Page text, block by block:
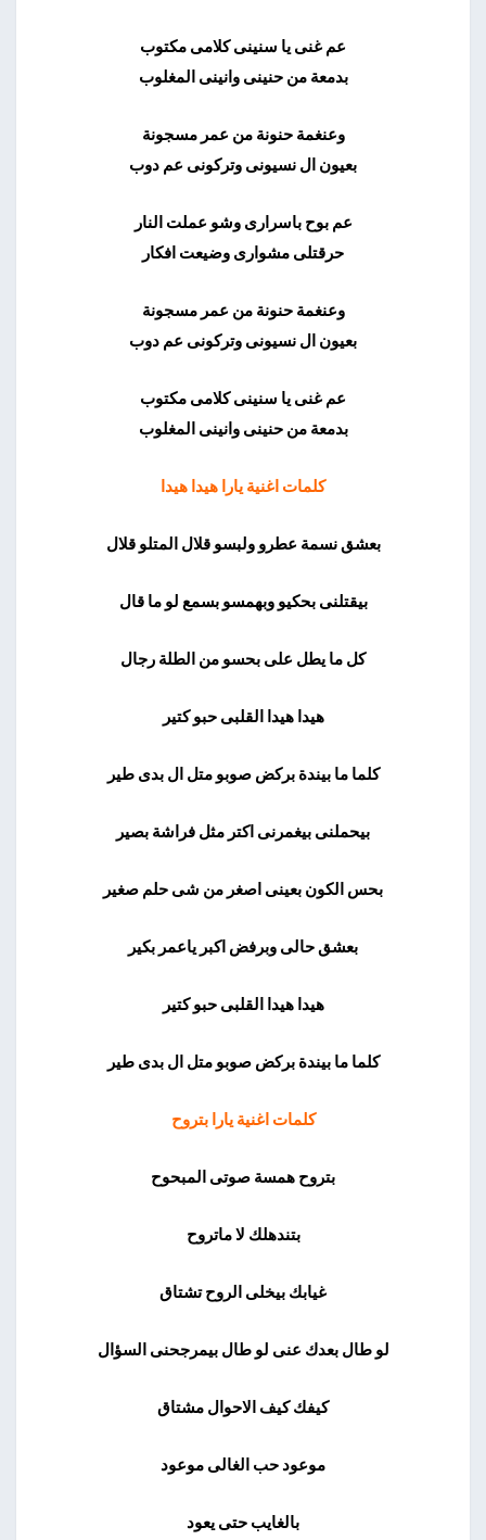
عم غنى يا سنينى كلامى مكتوب
بدمعة من حنينى وانينى المغلوب
وعنغمة حنونة من عمر مسجونة
بعيون ال نسيونى وتركونى عم دوب
عم بوح باسرارى وشو عملت النار
حرقتلى مشوارى وضيعت افكار
وعنغمة حنونة من عمر مسجونة
بعيون ال نسيونى وتركونى عم دوب
عم غنى يا سنينى كلامى مكتوب
بدمعة من حنينى وانينى المغلوب
كلمات اغنية يارا هيدا هيدا
بعشق نسمة عطرو ولبسو قلال المتلو قلال
بيقتلنى بحكيو وبهمسو بسمع لو ما قال
كل ما يطل على بحسو من الطلة رجال
هيدا هيدا القلبى حبو كتير
كلما ما بيندة بركض صوبو متل ال بدى طير
بيحملنى بيغمرنى اكتر مثل فراشة بصير
بحس الكون بعينى اصغر من شى حلم صغير
بعشق حالى وبرفض اكبر ياعمر بكير
هيدا هيدا القلبى حبو كتير
كلما ما بيندة بركض صوبو متل ال بدى طير
كلمات اغنية يارا بتروح
بتروح همسة صوتى المبحوح
بتندهلك لا ماتروح
غيابك بيخلى الروح تشتاق
لو طال بعدك عنى لو طال بيمرجحنى السؤال
كيفك كيف الاحوال مشتاق
موعود حب الغالى موعود
بالغايب حتى يعود